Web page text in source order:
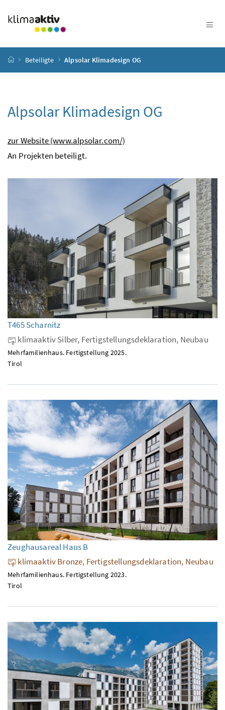
Startseite
Beteiligte Alpsolar Klimadesign OG
Alpsolar Klimadesign OG
zur Website (www.alpsolar.com/)
An Projekten beteiligt.
T465 Scharnitz
klimaaktiv Silber, Fertigstellungsdeklaration, Neubau
Mehrfamilienhaus. Fertigstellung 2025.
Tirol
Zeughausareal Haus B
klimaaktiv Bronze, Fertigstellungsdeklaration, Neubau
Mehrfamilienhaus. Fertigstellung 2023.
Tirol